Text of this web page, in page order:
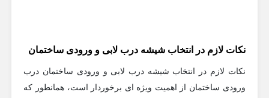
نکات لازم در انتخاب شیشه درب لابی و ورودی ساختمان
نکات لازم در انتخاب شیشه درب لابی و ورودی ساختمان درب
ورودی ساختمان از اهمیت ویژه ای برخوردار است، همانطور که